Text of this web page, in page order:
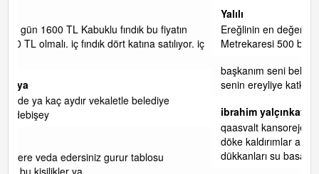
iç
Ereğlinin en değerli en gözde yeri yalı caddesi ve çevresidir.
Metrekaresi 500 bin liraya alamazsın.
başkanım seni belediye başkanlığında da görmek isteriz
senin ereyliye katkın çok oldu daha da olacaktır
ibrahim yalçınkaya
qaasvalt kansorejen madde mahalle aralarında asvalt döke
döke kaldırımlar ana yoldan aşağıda kaldı bi yağmurda
dükkanları su basacak ma... DEVAMI